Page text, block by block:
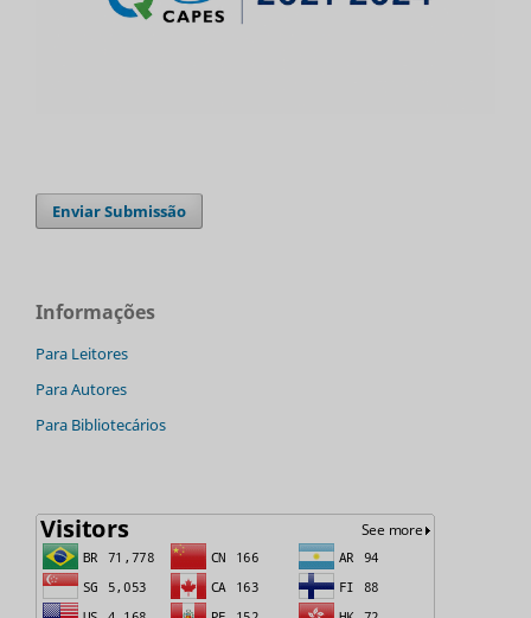
Enviar Submissão
Informações
Para Leitores
Para Autores
Para Bibliotecários